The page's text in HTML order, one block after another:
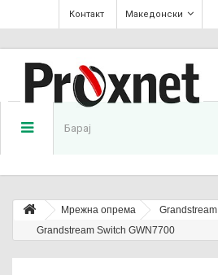
Македонски
Контакт
Мрежна опрема Grandstream
Grandstream Switch GWN7700